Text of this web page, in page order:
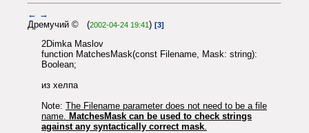
← →
Дремучий © (2002-04-24 19:41) [3]
2Dimka Maslov
function MatchesMask(const Filename, Mask: string):
Boolean;
из хелпа
Note: The Filename parameter does not need to be a file
name. MatchesMask can be used to check strings
against any syntactically correct mask.